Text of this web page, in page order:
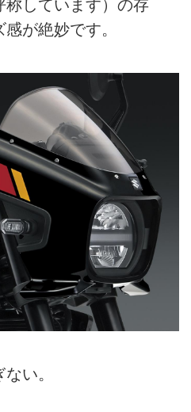
称しています）の存
が絶妙です。
い。